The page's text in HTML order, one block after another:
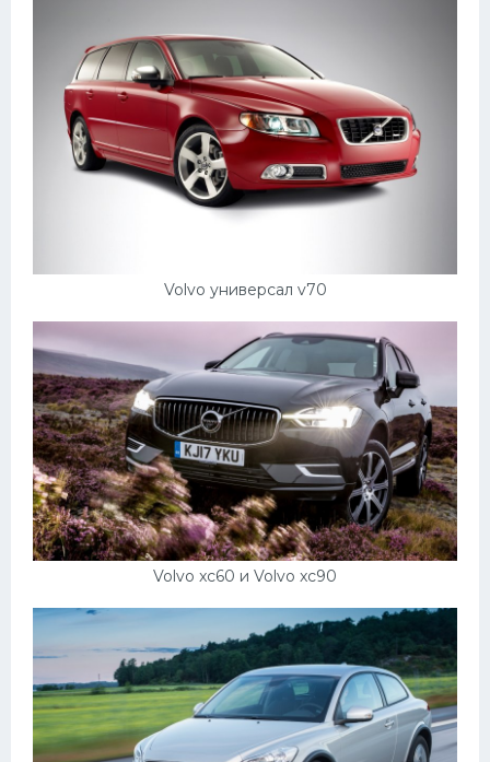
Volvo универсал v70
Volvo xc60 и Volvo xc90